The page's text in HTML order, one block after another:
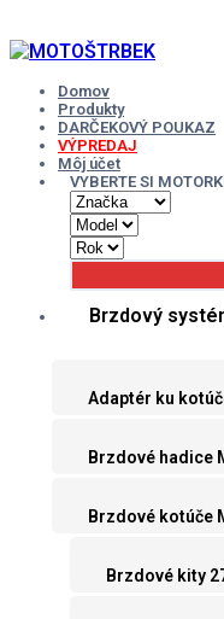
to
content
Domov
Produkty
DARČEKOVÝ POUKAZ
VÝPREDAJ
Môj účet
VYBERTE SI
Brzdový
Adaptér ku
Brzdové hadice
Brzdové kotúče
Brzdové kity